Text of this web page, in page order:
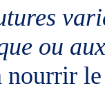
ou
nourrir